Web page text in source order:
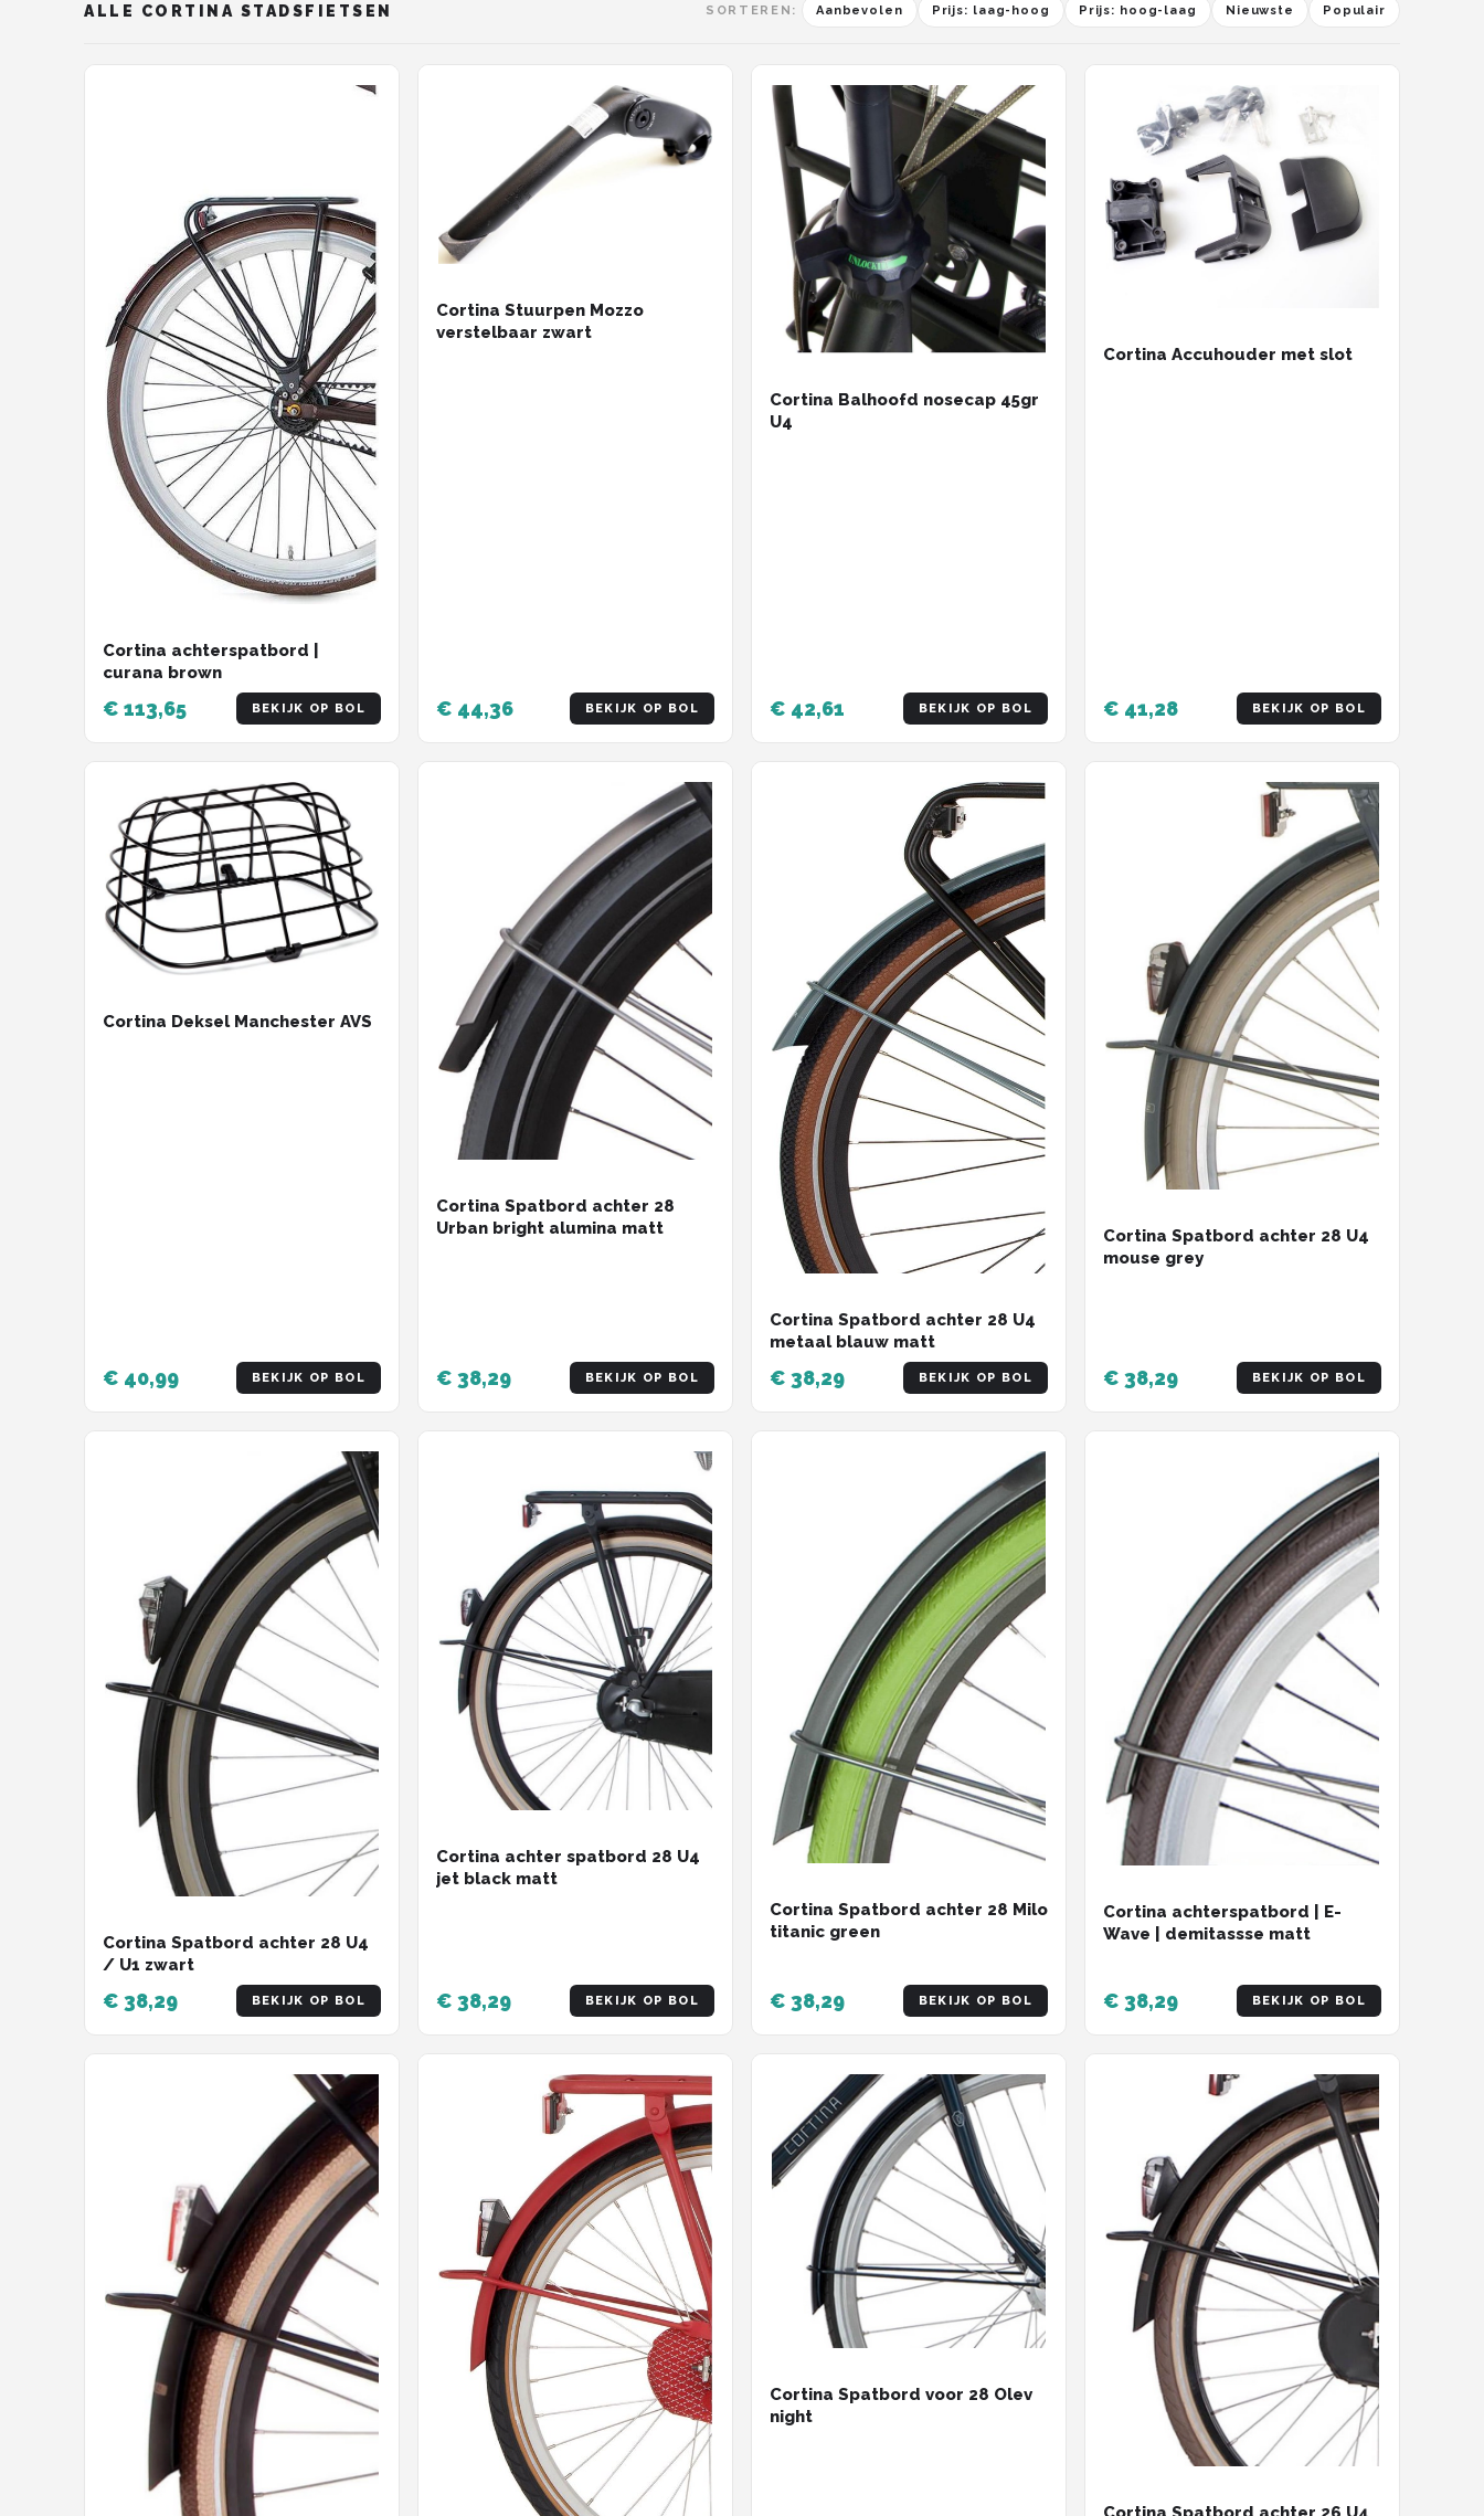
ALLE CORTINA STADSFIETSEN SORTEREN: Aanbevolen Prijs: laag-hoog Prijs: hoog-laag Nieuwste Populair
Cortina achterspatbord |
curana brown
€ 113,65 BEKIJK OP BOL
Cortina Stuurpen Mozzo
verstelbaar zwart
€ 44,36 BEKIJK OP BOL
Cortina Balhoofd nosecap 45gr
U4
€ 42,61 BEKIJK OP BOL
Cortina Accuhouder met slot
€ 41,28 BEKIJK OP BOL
Cortina Deksel Manchester AVS
€ 40,99 BEKIJK OP BOL
Cortina Spatbord achter 28
Urban bright alumina matt
€ 38,29 BEKIJK OP BOL
Cortina Spatbord achter 28 U4
metaal blauw matt
€ 38,29 BEKIJK OP BOL
Cortina Spatbord achter 28 U4
mouse grey
€ 38,29 BEKIJK OP BOL
Cortina Spatbord achter 28 U4
/ U1 zwart
€ 38,29 BEKIJK OP BOL
Cortina achter spatbord 28 U4
jet black matt
€ 38,29 BEKIJK OP BOL
Cortina Spatbord achter 28 Milo
titanic green
€ 38,29 BEKIJK OP BOL
Cortina achterspatbord | E-
Wave | demitassse matt
€ 38,29 BEKIJK OP BOL
Cortina Spatbord voor 28 Olev
night